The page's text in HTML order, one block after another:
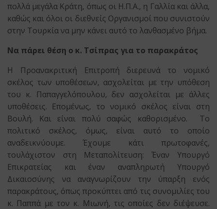
πολλά μεγάλα Κράτη, όπως οι Η.Π.Α., η Γαλλία και άλλα,
καθώς και όλοι οι διεθνείς Οργανισμοί που συνιστούν
στην Τουρκία να μην κάνει αυτό το λανθασμένο βήμα.
Να πάρει θέση ο κ. Τσίπρας για το παρακράτος
Η Προανακριτική Επιτροπή διερευνά το νομικό
σκέλος των υποθέσεων, ασχολείται με την υπόθεση
του κ. Παπαγγελόπουλου, δεν ασχολείται με άλλες
υποθέσεις. Επομένως, το νομικό σκέλος είναι στη
Βουλή. Και είναι πολύ σαφώς καθορισμένο. Το
πολιτικό σκέλος, όμως, είναι αυτό το οποίο
αναδεικνύουμε. Έχουμε κάτι πρωτοφανές,
τουλάχιστον στη Μεταπολίτευση: Έναν Υπουργό
Επικρατείας και έναν αναπληρωτή Υπουργό
Δικαιοσύνης να αναγνωρίζουν την ύπαρξη ενός
παρακράτους, όπως προκύπτει από τις συνομιλίες του
κ. Παππά με τον κ. Μιωνή, τις οποίες δεν διέψευσε.